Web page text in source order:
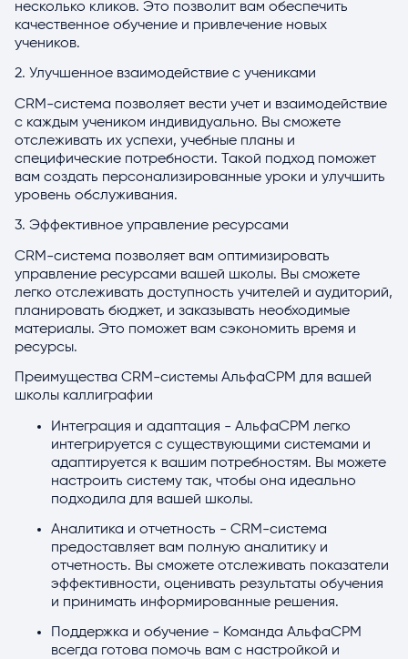
несколько кликов. Это позволит вам обеспечить
качественное обучение и привлечение новых
учеников.
2. Улучшенное взаимодействие с учениками
CRM-система позволяет вести учет и взаимодействие
с каждым учеником индивидуально. Вы сможете
отслеживать их успехи, учебные планы и
специфические потребности. Такой подход поможет
вам создать персонализированные уроки и улучшить
уровень обслуживания.
3. Эффективное управление ресурсами
CRM-система позволяет вам оптимизировать
управление ресурсами вашей школы. Вы сможете
легко отслеживать доступность учителей и аудиторий,
планировать бюджет, и заказывать необходимые
материалы. Это поможет вам сэкономить время и
ресурсы.
Преимущества CRM-системы АльфаСРМ для вашей
школы каллиграфии
Интеграция и адаптация - АльфаСРМ легко
интегрируется с существующими системами и
адаптируется к вашим потребностям. Вы можете
настроить систему так, чтобы она идеально
подходила для вашей школы.
Аналитика и отчетность - CRM-система
предоставляет вам полную аналитику и
отчетность. Вы сможете отслеживать показатели
эффективности, оценивать результаты обучения
и принимать информированные решения.
Поддержка и обучение - Команда АльфаСРМ
всегда готова помочь вам с настройкой и